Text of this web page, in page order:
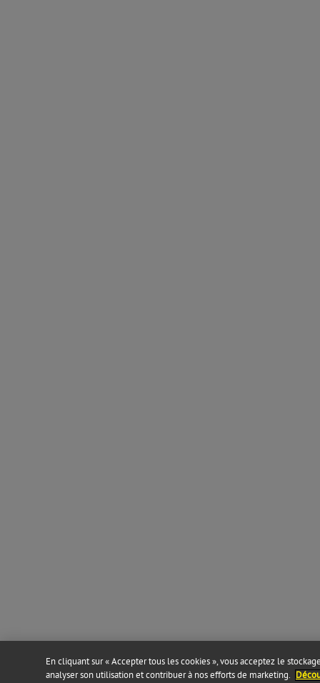
En cliquant sur « Accepter tous les cookies », vous acceptez le
analyser son utilisation et contribuer à nos efforts de marketing.